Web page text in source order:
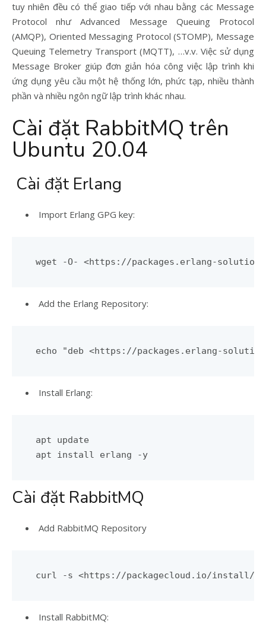
tuy nhiên đều có thể giao tiếp với nhau bằng các Message
Protocol như Advanced Message Queuing Protocol
(AMQP), Oriented Messaging Protocol (STOMP), Message
Queuing Telemetry Transport (MQTT), …v.v. Việc sử dụng
Message Broker giúp đơn giản hóa công việc lập trình khi
ứng dụng yêu cầu một hệ thống lớn, phức tạp, nhiều thành
phần và nhiều ngôn ngữ lập trình khác nhau.
Cài đặt RabbitMQ trên
Ubuntu 20.04
Cài đặt Erlang
Import Erlang GPG key:
Add the Erlang Repository:
Install Erlang:
apt update
Cài đặt RabbitMQ
Add RabbitMQ Repository
Install RabbitMQ: